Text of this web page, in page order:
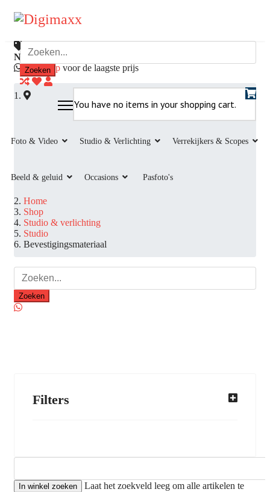
Zoeken
You have no items in your shopping cart.
Foto & Video Studio & Verlichting Verrekijkers & Scopes
Beeld & geluid Occasions Pasfoto's
Laagste prijsgarantie
Nederland
Whatsapp voor de laagste prijs
Home
Shop
Studio & verlichting
Studio
Bevestigingsmateriaal
Zoeken
Filters
Laat het zoekveld leeg om alle artikelen te